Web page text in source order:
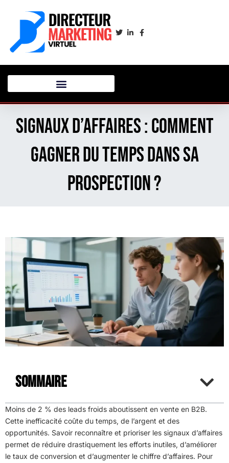
Signaux d’affaires : comment
gagner du temps dans sa
prospection ?
Sommaire
Moins de 2 % des leads froids aboutissent en vente en B2B.
Cette inefficacité coûte du temps, de l’argent et des
opportunités. Savoir reconnaître et prioriser les signaux d’affaires
permet de réduire drastiquement les efforts inutiles, d’améliorer
le taux de conversion et d’augmenter le chiffre d’affaires. Pour